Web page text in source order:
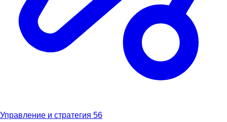
Управление и стратегия 56